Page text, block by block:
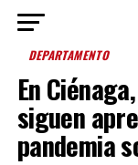
DEPARTAMENTO
En
siguen
pandemia